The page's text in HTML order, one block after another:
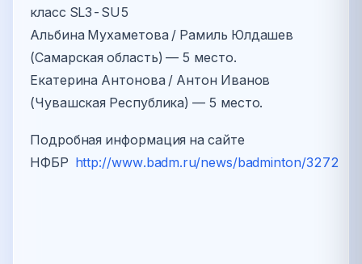
класс SL3-SU5
Альбина Мухаметова / Рамиль Юлдашев
(Самарская область) — 5 место.
Екатерина Антонова / Антон Иванов
(Чувашская Республика) — 5 место.
Подробная информация на сайте
НФБР http://www.badm.ru/news/badminton/3272